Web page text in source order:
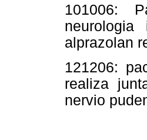
10­10­06:
alprazolan
12­12­06:
realiza
nervio